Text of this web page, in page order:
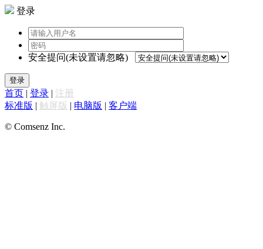
登录
安全提问(未设置请忽略)
登录
首页 | 登录 | 注册
标准版 | 触屏版 | 电脑版 | 客户端
© Comsenz Inc.